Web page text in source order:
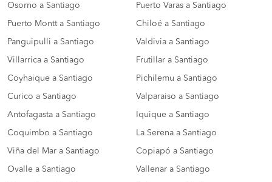
Osorno a Santiago Puerto Varas a Santiago
Puerto Montt a Santiago Chiloé a Santiago
Panguipulli a Santiago Valdivia a Santiago
Villarrica a Santiago Frutillar a Santiago
Coyhaique a Santiago Pichilemu a Santiago
Curico a Santiago Valparaiso a Santiago
Antofagasta a Santiago Iquique a Santiago
Coquimbo a Santiago La Serena a Santiago
Viña del Mar a Santiago Copiapó a Santiago
Ovalle a Santiago Vallenar a Santiago